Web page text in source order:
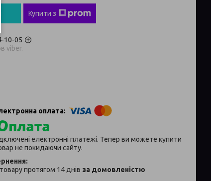
Купити з
10-05
viber.
електронні платежі. Тепер ви можете купити
не покидаючи сайту.
протягом 14 днів за домовленістю